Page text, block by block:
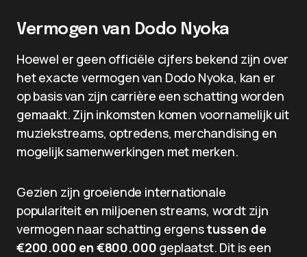
Vermogen van Dodo Nyoka
Hoewel er geen officiële cijfers bekend zijn over
het exacte vermogen van Dodo Nyoka, kan er
op basis van zijn carrière een schatting worden
gemaakt. Zijn inkomsten komen voornamelijk uit
muziekstreams, optredens, merchandising en
mogelijk samenwerkingen met merken.
Gezien zijn groeiende internationale
populariteit en miljoenen streams, wordt zijn
vermogen naar schatting ergenstussen de
€200.000 en €800.000 geplaatst. Dit is een